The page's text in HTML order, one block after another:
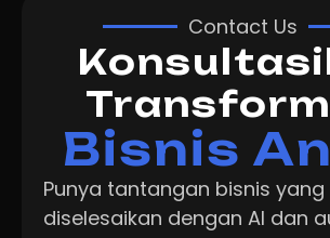
Contact Us
Bisnis
Punya tantangan bisnis yang
diselesaikan dengan AI dan